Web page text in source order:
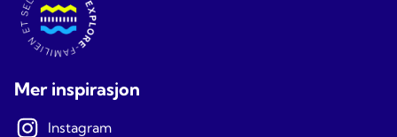
Mer inspirasjon
Instagram